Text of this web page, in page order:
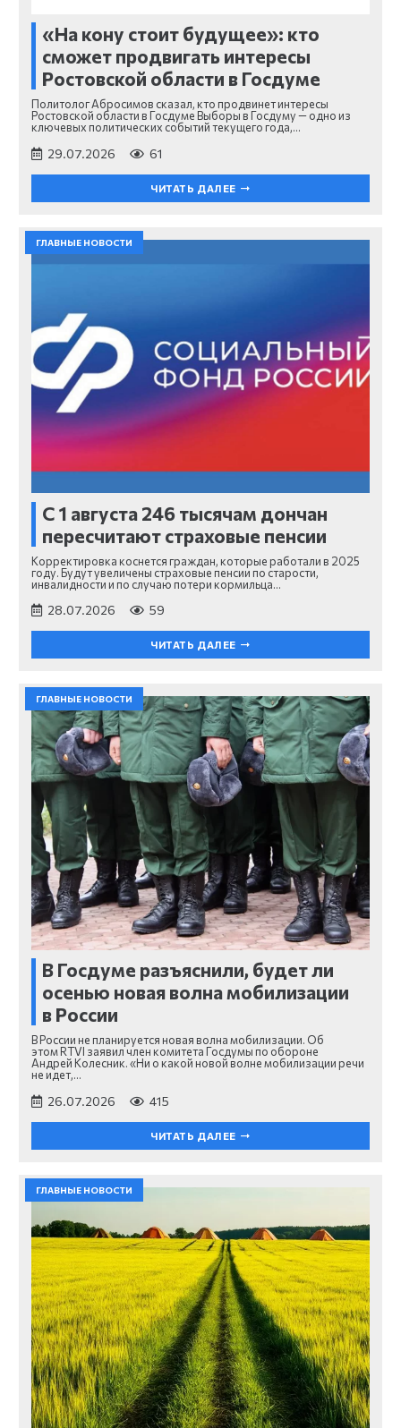
«На кону стоит будущее»: кто
сможет продвигать интересы
Ростовской области в Госдуме
Политолог Абросимов сказал, кто продвинет интересы
Ростовской области в Госдуме Выборы в Госдуму — одно из
ключевых политических событий текущего года,…
29.07.2026 61
ЧИТАТЬ ДАЛЕЕ
ГЛАВНЫЕ НОВОСТИ
С 1 августа 246 тысячам дончан
пересчитают страховые пенсии
Корректировка коснется граждан, которые работали в 2025
году. Будут увеличены страховые пенсии по старости,
инвалидности и по случаю потери кормильца…
28.07.2026 59
ЧИТАТЬ ДАЛЕЕ
ГЛАВНЫЕ НОВОСТИ
В Госдуме разъяснили, будет ли
осенью новая волна мобилизации
в России
В России не планируется новая волна мобилизации. Об
этом RTVI заявил член комитета Госдумы по обороне
Андрей Колесник. «Ни о какой новой волне мобилизации речи
не идет,…
26.07.2026 415
ЧИТАТЬ ДАЛЕЕ
ГЛАВНЫЕ НОВОСТИ